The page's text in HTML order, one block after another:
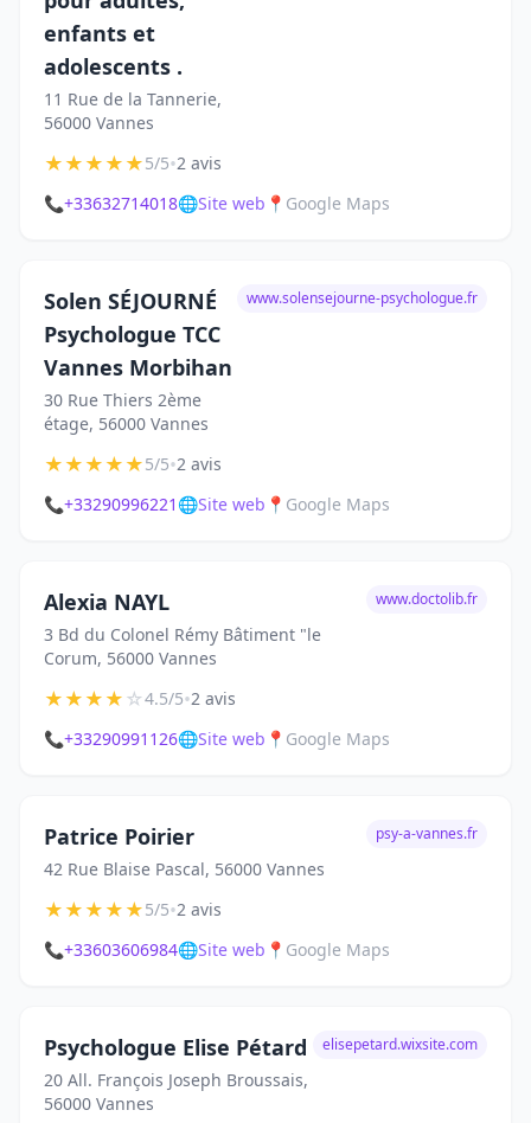
enfants et
adolescents .
11 Rue de la Tannerie,
56000 Vannes
★★★★★5/5•2 avis
📞+33632714018🌐Site web 📍 Google Maps
Solen SÉJOURNÉ
Psychologue TCC
Vannes Morbihan
30 Rue Thiers 2ème
étage, 56000 Vannes
www.solensejourne-psychologue.fr
★★★★★5/5•2 avis
📞+33290996221 🌐Site web 📍 Google Maps
Alexia NAYL
3 Bd du Colonel Rémy Bâtiment "le
Corum, 56000 Vannes
www.doctolib.fr
★★★★☆4.5/5•2 avis
📞+33290991126🌐Site web 📍 Google Maps
Patrice Poirier
42 Rue Blaise Pascal, 56000 Vannes
psy-a-vannes.fr
★★★★★5/5•2 avis
📞+33603606984🌐Site web 📍 Google Maps
Psychologue Elise Pétard
20 All. François Joseph Broussais,
56000 Vannes
elisepetard.wixsite.com